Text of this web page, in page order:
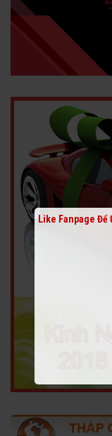
Like Fanpage Để